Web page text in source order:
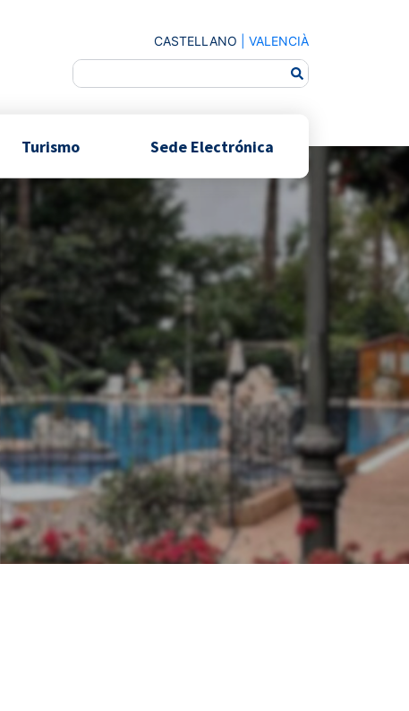
CASTELLANO VALENCIÀ
Turismo Sede Electrónica